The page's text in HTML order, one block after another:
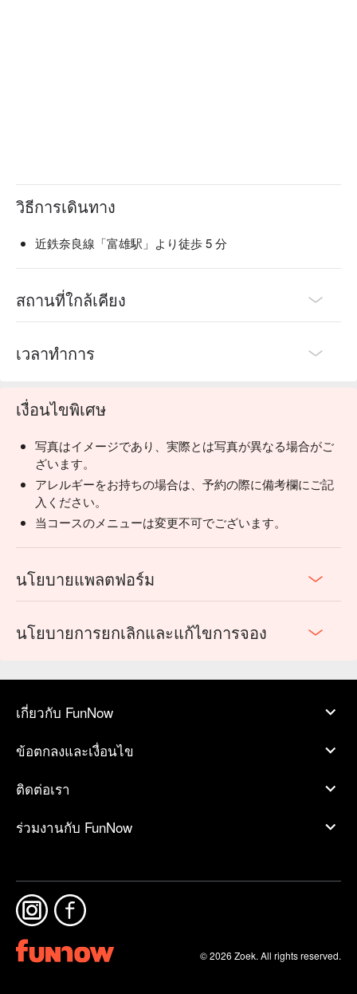
วิธีการเดินทาง
近鉄奈良線「富雄駅」より徒歩 5 分
สถานที่ใกล้เคียง
เวลาทำการ
เงื่อนไขพิเศษ
写真はイメージであり、実際とは写真が異なる場合がご
ざいます。
アレルギーをお持ちの場合は、予約の際に備考欄にご記
入ください。
当コースのメニューは変更不可でございます。
นโยบายแพลตฟอร์ม
นโยบายการยกเลิกและแก้ไขการจอง
เกี่ยวกับ FunNow
ข้อตกลงและเงื่อนไข
ติดต่อเรา
ร่วมงานกับ FunNow
© 2026 Zoek. All rights reserved.